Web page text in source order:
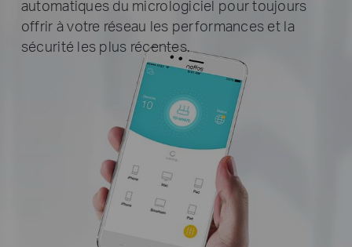
automatiques du micrologiciel pour toujours
offrir à votre réseau les performances et la
sécurité les plus récentes.